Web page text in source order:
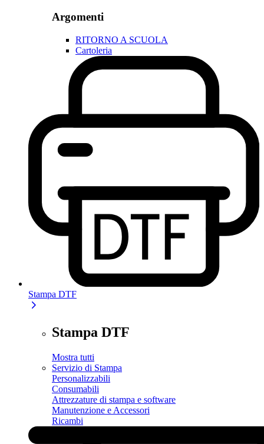
Argomenti
RITORNO A SCUOLA
Cartoleria
Stampa DTF
Stampa DTF
Mostra tutti
Servizio di Stampa
Personalizzabili
Consumabili
Attrezzature di stampa e software
Manutenzione e Accessori
Ricambi